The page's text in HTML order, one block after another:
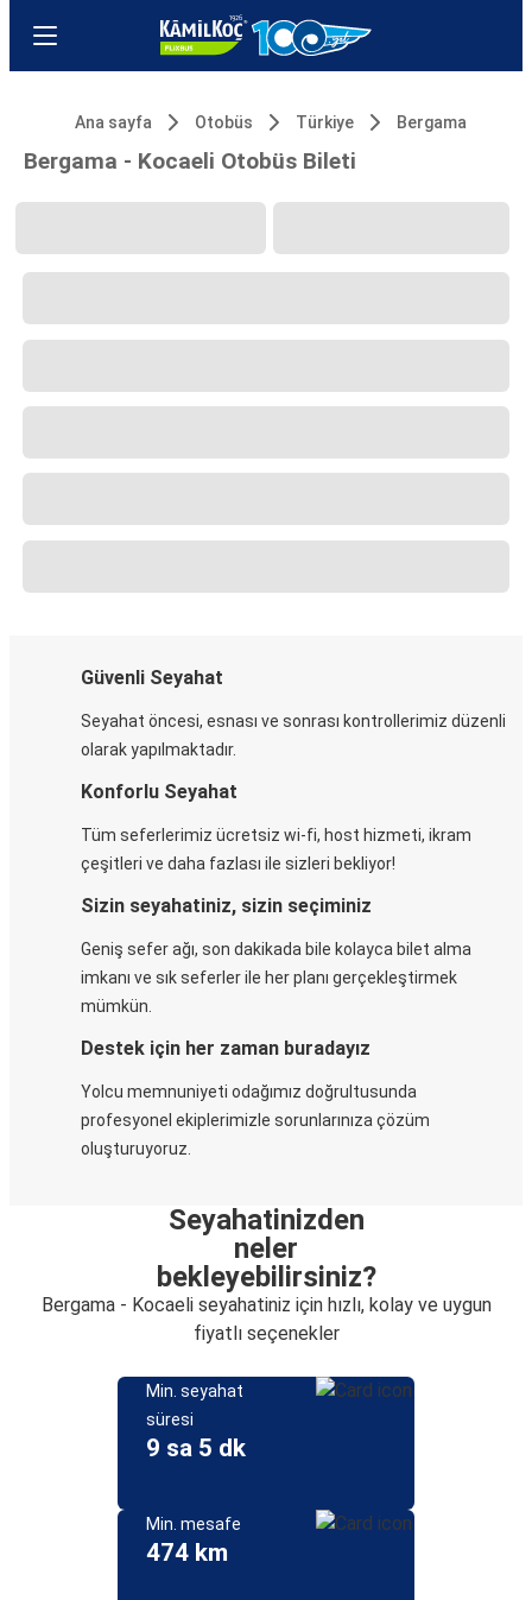
Ana sayfa Otobüs Türkiye Bergama
Bergama - Kocaeli Otobüs Bileti
Güvenli Seyahat
Seyahat öncesi, esnası ve sonrası kontrollerimiz düzenli
olarak yapılmaktadır.
Konforlu Seyahat
Tüm seferlerimiz ücretsiz wi-fi, host hizmeti, ikram
çeşitleri ve daha fazlası ile sizleri bekliyor!
Sizin seyahatiniz, sizin seçiminiz
Geniş sefer ağı, son dakikada bile kolayca bilet alma
imkanı ve sık seferler ile her planı gerçekleştirmek
mümkün.
Destek için her zaman buradayız
Yolcu memnuniyeti odağımız doğrultusunda
profesyonel ekiplerimizle sorunlarınıza çözüm
oluşturuyoruz.
Seyahatinizden
neler
bekleyebilirsiniz?
Bergama - Kocaeli seyahatiniz için hızlı, kolay ve uygun
fiyatlı seçenekler
Min. seyahat
süresi
9 sa 5 dk
Min. mesafe
474 km